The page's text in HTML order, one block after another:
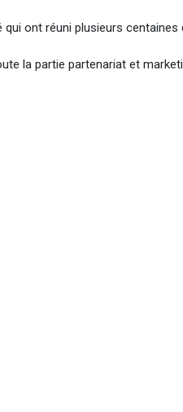
ont réuni plusieurs centaines
la partie partenariat et